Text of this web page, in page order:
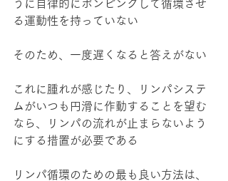
うに自律的にポンピングして循環させ
る運動性を持っていない
そのため、一度遅くなると答えがない
これに腫れが感じたり、リンパシステ
ムがいつも円滑に作動することを望む
なら、リンパの流れが止まらないよう
にする措置が必要である
リンパ循環のための最も良い方法は、